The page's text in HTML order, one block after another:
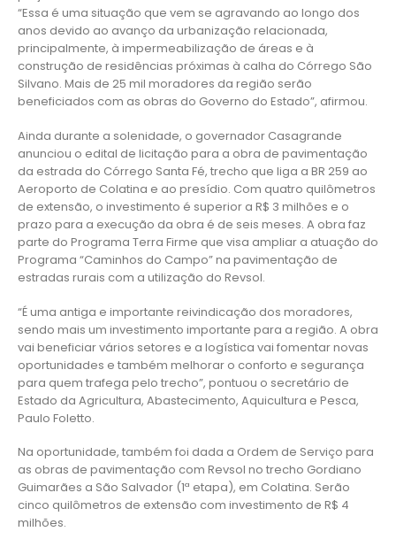
“Essa é uma situação que vem se agravando ao longo dos
anos devido ao avanço da urbanização relacionada,
principalmente, à impermeabilização de áreas e à
construção de residências próximas à calha do Córrego São
Silvano. Mais de 25 mil moradores da região serão
beneficiados com as obras do Governo do Estado”, afirmou.
Ainda durante a solenidade, o governador Casagrande
anunciou o edital de licitação para a obra de pavimentação
da estrada do Córrego Santa Fé, trecho que liga a BR 259 ao
Aeroporto de Colatina e ao presídio. Com quatro quilômetros
de extensão, o investimento é superior a R$ 3 milhões e o
prazo para a execução da obra é de seis meses. A obra faz
parte do Programa Terra Firme que visa ampliar a atuação do
Programa “Caminhos do Campo” na pavimentação de
estradas rurais com a utilização do Revsol.
“É uma antiga e importante reivindicação dos moradores,
sendo mais um investimento importante para a região. A obra
vai beneficiar vários setores e a logística vai fomentar novas
oportunidades e também melhorar o conforto e segurança
para quem trafega pelo trecho”, pontuou o secretário de
Estado da Agricultura, Abastecimento, Aquicultura e Pesca,
Paulo Foletto.
Na oportunidade, também foi dada a Ordem de Serviço para
as obras de pavimentação com Revsol no trecho Gordiano
Guimarães a São Salvador (1ª etapa), em Colatina. Serão
cinco quilômetros de extensão com investimento de R$ 4
milhões.